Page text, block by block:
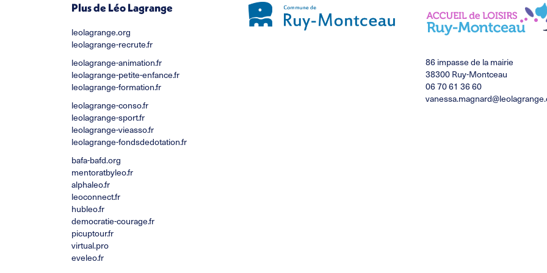
Plus de Léo Lagrange
leolagrange.org
leolagrange-recrute.fr
leolagrange-animation.fr
leolagrange-petite-enfance.fr
leolagrange-formation.fr
leolagrange-conso.fr
leolagrange-sport.fr
leolagrange-vieasso.fr
leolagrange-fondsdedotation.fr
bafa-bafd.org
mentoratbyleo.fr
alphaleo.fr
leoconnect.fr
hubleo.fr
democratie-courage.fr
picuptour.fr
virtual.pro
eveleo.fr
86 impasse de la mairie
38300 Ruy-Montceau
06 70 61 36 60